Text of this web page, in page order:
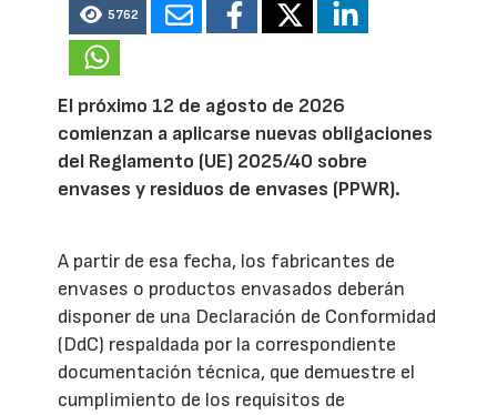
5762
El próximo 12 de agosto de 2026
comienzan a aplicarse nuevas obligaciones
del Reglamento (UE) 2025/40 sobre
envases y residuos de envases (PPWR).
A partir de esa fecha, los fabricantes de
envases o productos envasados deberán
disponer de una Declaración de Conformidad
(DdC) respaldada por la correspondiente
documentación técnica, que demuestre el
cumplimiento de los requisitos de